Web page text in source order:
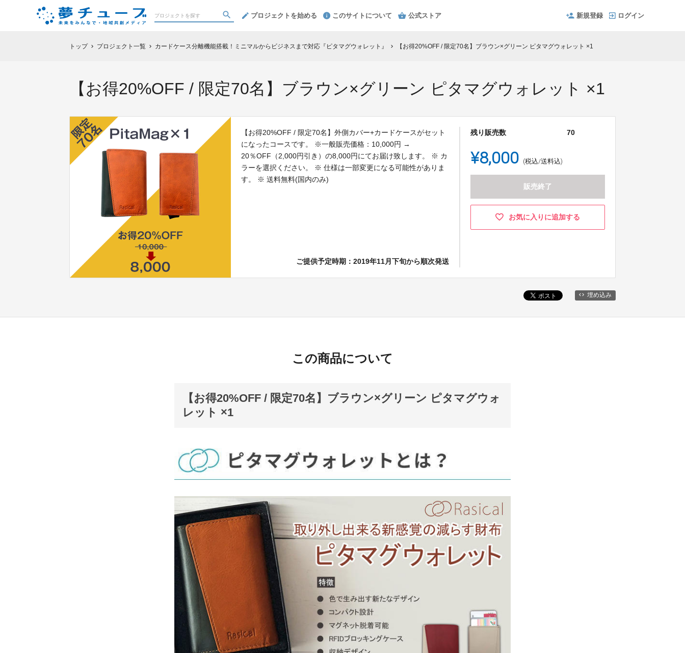
プロジェクトを始める このサイトについて 公式ストア 新規登録 ログイン
トップ chevron_right プロジェクト一覧 chevron_right カードケース分離機能搭載！ミニマルからビジネスまで対応『ピタマグウォレット』 chevron_right 【お得20%OFF / 限定70名】ブラウン×グリーン ピタマグウォレット ×1
【お得20%OFF / 限定70名】ブラウン×グリーン ピタマグウォレット ×1
【お得20%OFF / 限定70名】外側カバー+カードケースがセット
になったコースです。 ※一般販売価格：10,000円 →
20％OFF（2,000円引き）の8,000円にてお届け致します。 ※ カ
ラーを選択ください。 ※ 仕様は一部変更になる可能性がありま
す。 ※ 送料無料(国内のみ)
ご提供予定時期：2019年11月下旬から順次発送
残り販売数 70
¥8,000 (税込/送料込)
販売終了
お気に入りに追加する
埋め込み
この商品について
【お得20%OFF / 限定70名】ブラウン×グリーン ピタマグウォ
レット ×1